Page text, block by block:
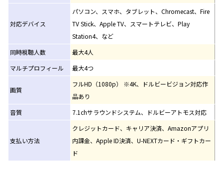
対応デバイス
パソコン、スマホ、タブレット、Chromecast、Fire
TV Stick、Apple TV、スマートテレビ、Play
Station4、など
同時視聴人数
最大4人
マルチプロフィール
最大4つ
画質
フルHD（1080p） ※4K、ドルビービジョン対応作
品あり
音質
7.1chサラウンドシステム、ドルビーアトモス対応
支払い方法
クレジットカード、キャリア決済、Amazonアプリ
内課金、Apple ID決済、U-NEXTカード・ギフトカー
ド